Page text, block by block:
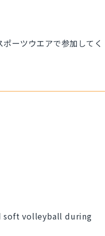
ーツウエアで参加してく
soft volleyball during